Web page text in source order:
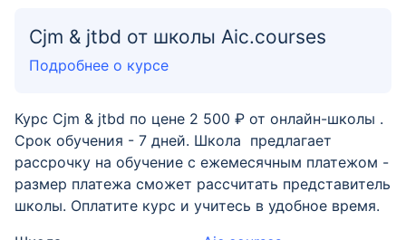
Cjm & jtbd от школы Aic.courses
Подробнее о курсе
Курс Cjm & jtbd по цене 2 500 ₽ от онлайн-школы .
Срок обучения - 7 дней. Школа предлагает
рассрочку на обучение с ежемесячным платежом -
размер платежа сможет рассчитать представитель
школы. Оплатите курс и учитесь в удобное время.